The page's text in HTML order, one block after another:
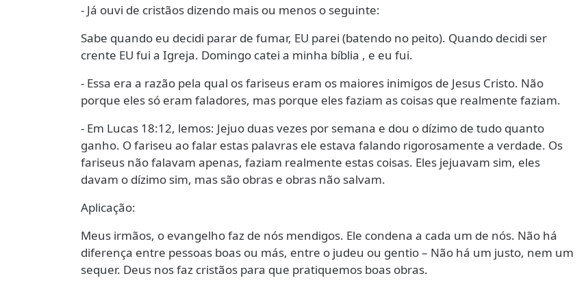
- Já ouvi de cristãos dizendo mais ou menos o seguinte:
Sabe quando eu decidi parar de fumar, EU parei (batendo no peito). Quando decidi ser
crente EU fui a Igreja. Domingo catei a minha bíblia , e eu fui.
- Essa era a razão pela qual os fariseus eram os maiores inimigos de Jesus Cristo. Não
porque eles só eram faladores, mas porque eles faziam as coisas que realmente faziam.
- Em Lucas 18:12, lemos: Jejuo duas vezes por semana e dou o dízimo de tudo quanto
ganho. O fariseu ao falar estas palavras ele estava falando rigorosamente a verdade. Os
fariseus não falavam apenas, faziam realmente estas coisas. Eles jejuavam sim, eles
davam o dízimo sim, mas são obras e obras não salvam.
Aplicação:
Meus irmãos, o evangelho faz de nós mendigos. Ele condena a cada um de nós. Não há
diferença entre pessoas boas ou más, entre o judeu ou gentio – Não há um justo, nem um
sequer. Deus nos faz cristãos para que pratiquemos boas obras.